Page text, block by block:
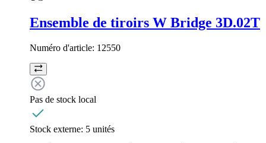
Ensemble de tiroirs W Bridge 3D.02T
Numéro d'article: 12550
Pas de stock local
Stock externe: 5 unités